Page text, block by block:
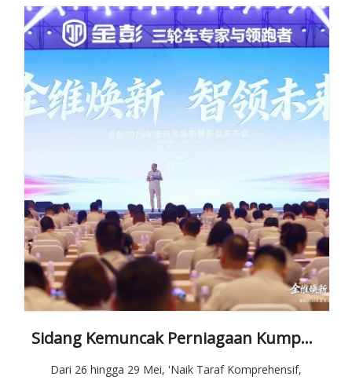
Sidang Kemuncak Perniagaan Kumpulan JP 2026 & Pelancaran Produk Baharu Berjaya Berjaya | Peningkatan Komprehensif, Memimpin Masa Depan dengan Kepintaran
Dari 26 hingga 29 Mei, 'Naik Taraf Komprehensif,